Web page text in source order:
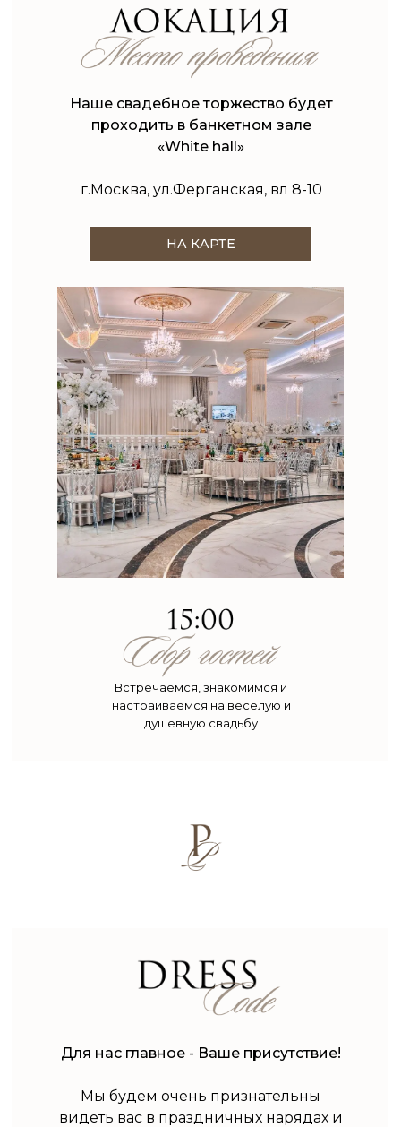
Наше свадебное торжество будет
проходить в банкетном зале
«White hall»
г.Москва, ул.Ферганская, вл 8-10
НА КАРТЕ
Встречаемся, знакомимся и
настраиваемся на веселую и
душевную свадьбу
Для нас главное - Ваше присутствие!
Мы будем очень признательны
видеть вас в праздничных нарядах и